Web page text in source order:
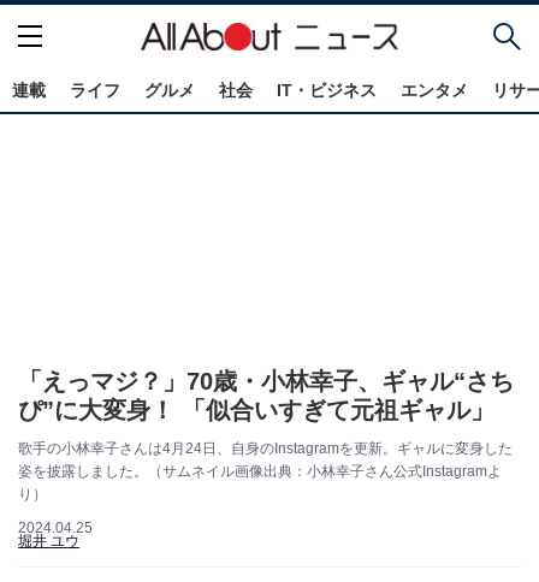
連載 ライフ グルメ 社会 IT・ビジネス エンタメ リサ
「えっマジ？」70歳・小林幸子、ギャル“さち
ぴ”に大変身！ 「似合いすぎて元祖ギャル」
歌手の小林幸子さんは4月24日、自身のInstagramを更新。ギャルに変身した
姿を披露しました。（サムネイル画像出典：小林幸子さん公式Instagramよ
り）
2024.04.25
堀井 ユウ